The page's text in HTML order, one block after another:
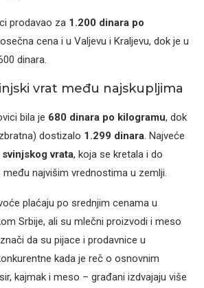
prodavao za 1.200 dinara po
cena i u Valjevu i Kraljevu, dok je u
dinara.
vrat među najskupljima
bila je 680 dinara po kilogramu, dok
dostizalo 1.299 dinara. Najveće
svinjskog vrata, koja se kretala i do
među najvišim vrednostima u zemlji.
plaćaju po srednjim cenama u
Srbije, ali su mlečni proizvodi i meso
da su pijace i prodavnice u
kada je reč o osnovnim
kajmak i meso – građani izdvajaju više